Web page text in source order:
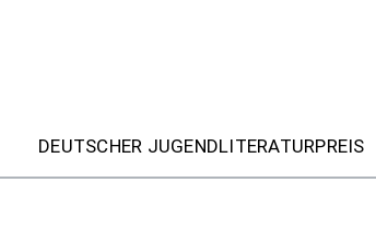
DEUTSCHER JUGENDLITERATURPREIS